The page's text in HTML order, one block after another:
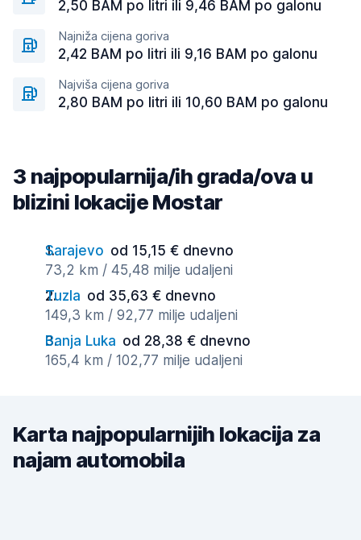
2,50 BAM po litri ili 9,46 BAM po galonu
Najniža cijena goriva
2,42 BAM po litri ili 9,16 BAM po galonu
Najviša cijena goriva
2,80 BAM po litri ili 10,60 BAM po galonu
3 najpopularnija/ih grada/ova u
blizini lokacije Mostar
Sarajevo od 15,15 € dnevno
73,2 km / 45,48 milje udaljeni
Tuzla od 35,63 € dnevno
149,3 km / 92,77 milje udaljeni
Banja Luka od 28,38 € dnevno
165,4 km / 102,77 milje udaljeni
Karta najpopularnijih lokacija za
najam automobila